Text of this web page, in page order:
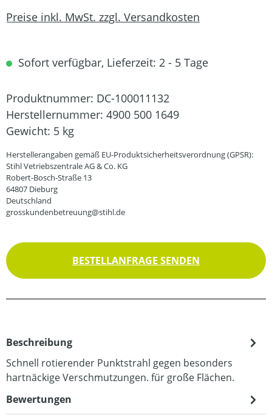
Preise inkl. MwSt. zzgl. Versandkosten
Sofort verfügbar, Lieferzeit: 2 - 5 Tage
Produktnummer: DC-100011132
Herstellernummer: 4900 500 1649
Gewicht: 5 kg
Herstellerangaben gemäß EU-Produktsicherheitsverordnung (GPSR):
Stihl Vetriebszentrale AG & Co. KG
Robert-Bosch-Straße 13
64807 Dieburg
Deutschland
grosskundenbetreuung@stihl.de
BESTELLANFRAGE SENDEN
Beschreibung
Schnell rotierender Punktstrahl gegen besonders
hartnäckige Verschmutzungen. für große Flächen.
Bewertungen